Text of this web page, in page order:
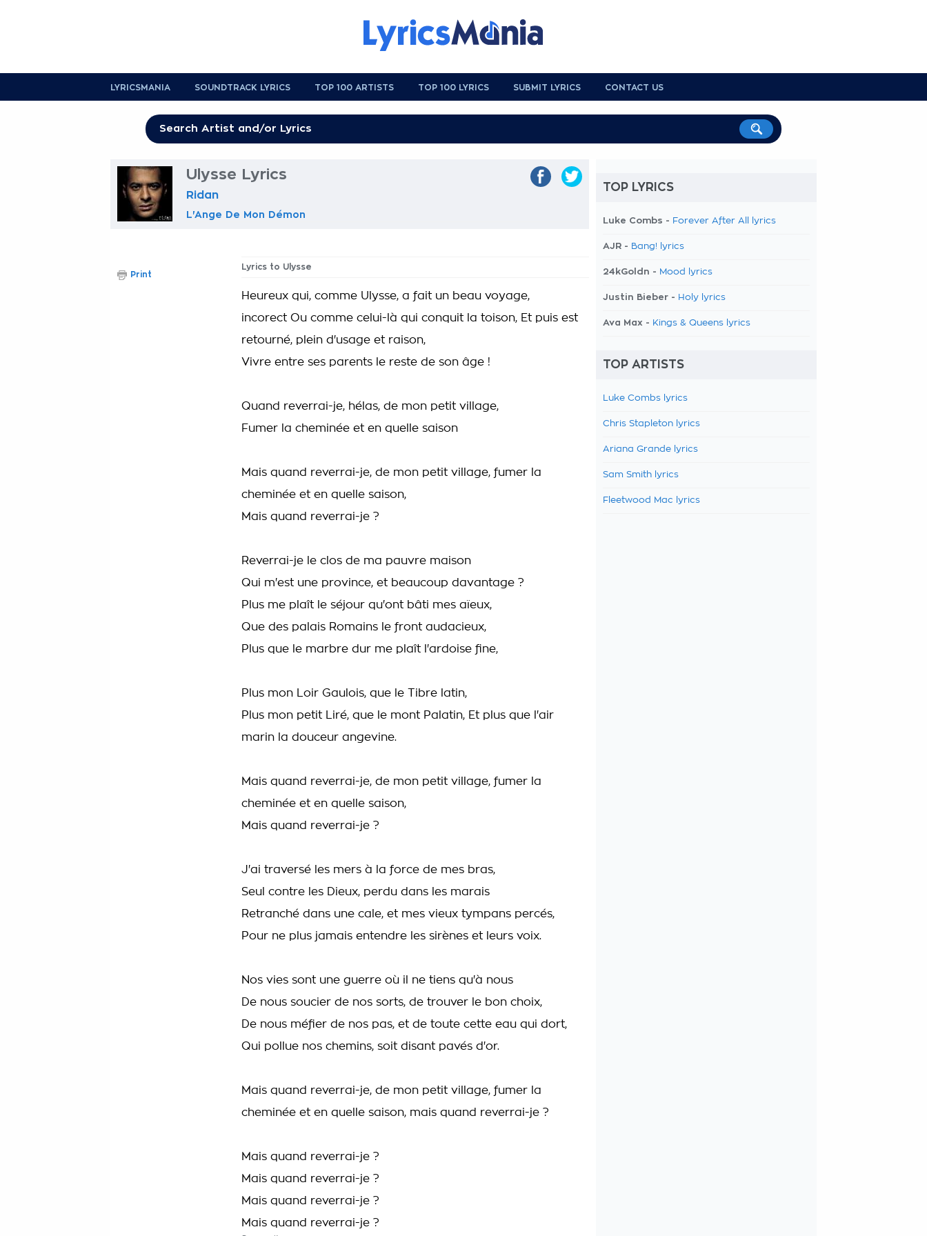
LYRICSMANIA SOUNDTRACK LYRICS TOP 100 ARTISTS TOP 100 LYRICS SUBMIT LYRICS CONTACT US
Ulysse Lyrics
Ridan
L'Ange De Mon Démon
Lyrics to Ulysse
Heureux qui, comme Ulysse, a fait un beau voyage,
incorect Ou comme celui-là qui conquit la toison, Et puis est
retourné, plein d'usage et raison,
Vivre entre ses parents le reste de son âge !
Quand reverrai-je, hélas, de mon petit village,
Fumer la cheminée et en quelle saison
Mais quand reverrai-je, de mon petit village, fumer la
cheminée et en quelle saison,
Mais quand reverrai-je ?
Reverrai-je le clos de ma pauvre maison
Qui m'est une province, et beaucoup davantage ?
Plus me plaît le séjour qu'ont bâti mes aïeux,
Que des palais Romains le front audacieux,
Plus que le marbre dur me plaît l'ardoise fine,
Plus mon Loir Gaulois, que le Tibre latin,
Plus mon petit Liré, que le mont Palatin, Et plus que l'air
marin la douceur angevine.
Mais quand reverrai-je, de mon petit village, fumer la
cheminée et en quelle saison,
Mais quand reverrai-je ?
J'ai traversé les mers à la force de mes bras,
Seul contre les Dieux, perdu dans les marais
Retranché dans une cale, et mes vieux tympans percés,
Pour ne plus jamais entendre les sirènes et leurs voix.
Nos vies sont une guerre où il ne tiens qu'à nous
De nous soucier de nos sorts, de trouver le bon choix,
De nous méfier de nos pas, et de toute cette eau qui dort,
Qui pollue nos chemins, soit disant pavés d'or.
Mais quand reverrai-je, de mon petit village, fumer la
cheminée et en quelle saison, mais quand reverrai-je ?
Mais quand reverrai-je ?
Mais quand reverrai-je ?
Mais quand reverrai-je ?
Mais quand reverrai-je ?
Print
TOP LYRICS
Luke Combs - Forever After All lyrics
AJR - Bang! lyrics
24kGoldn - Mood lyrics
Justin Bieber - Holy lyrics
Ava Max - Kings & Queens lyrics
TOP ARTISTS
Luke Combs lyrics
Chris Stapleton lyrics
Ariana Grande lyrics
Sam Smith lyrics
Fleetwood Mac lyrics